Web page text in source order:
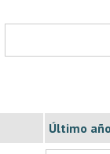
Último